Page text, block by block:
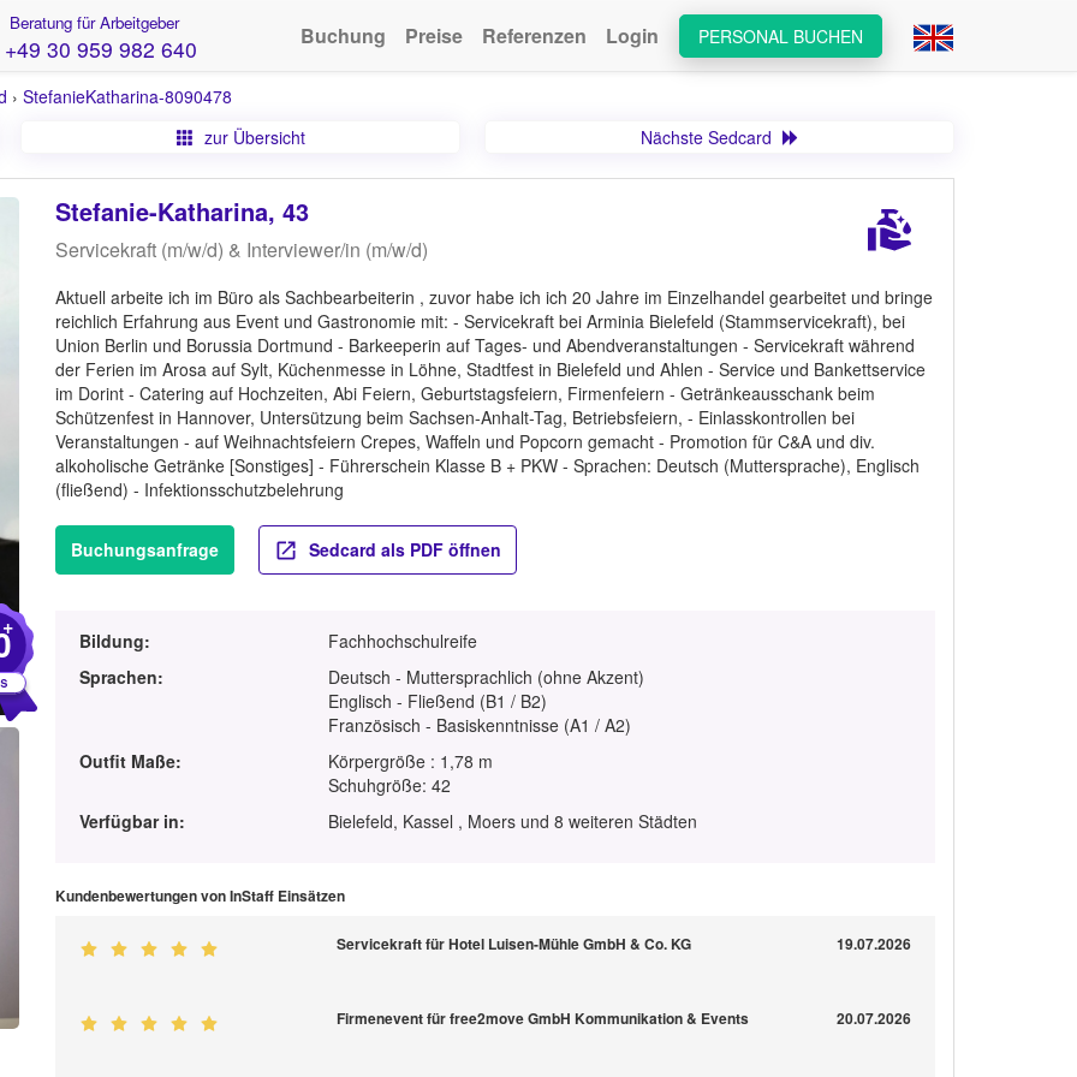
Beratung für Arbeitgeber
+49 30 959 982 640 PERSONAL BUCHEN
Buchung Preise Referenzen Login
› StefanieKatharina-8090478
zur Übersicht Nächste Sedcard
+
Stefanie-Katharina, 43
Servicekraft (m/w/d) & Interviewer/in (m/w/d)
Aktuell arbeite ich im Büro als Sachbearbeiterin , zuvor habe ich ich 20 Jahre im Einzelhandel gearbeitet und bringe
reichlich Erfahrung aus Event und Gastronomie mit: - Servicekraft bei Arminia Bielefeld (Stammservicekraft), bei
Union Berlin und Borussia Dortmund - Barkeeperin auf Tages- und Abendveranstaltungen - Servicekraft während
der Ferien im Arosa auf Sylt, Küchenmesse in Löhne, Stadtfest in Bielefeld und Ahlen - Service und Bankettservice
im Dorint - Catering auf Hochzeiten, Abi Feiern, Geburtstagsfeiern, Firmenfeiern - Getränkeausschank beim
Schützenfest in Hannover, Untersützung beim Sachsen-Anhalt-Tag, Betriebsfeiern, - Einlasskontrollen bei
Veranstaltungen - auf Weihnachtsfeiern Crepes, Waffeln und Popcorn gemacht - Promotion für C&A und div.
alkoholische Getränke [Sonstiges] - Führerschein Klasse B + PKW - Sprachen: Deutsch (Muttersprache), Englisch
(fließend) - Infektionsschutzbelehrung
Buchungsanfrage Sedcard als PDF öffnen
Bildung:
Fachhochschulreife
Sprachen:
Deutsch - Muttersprachlich (ohne Akzent)
Englisch - Fließend (B1 / B2)
Französisch - Basiskenntnisse (A1 / A2)
Outfit Maße:
Körpergröße : 1,78 m
Schuhgröße: 42
Verfügbar in:
Bielefeld, Kassel , Moers und 8 weiteren Städten
Kundenbewertungen von InStaff Einsätzen
Servicekraft für Hotel Luisen-Mühle GmbH & Co. KG 19.07.2026
Firmenevent für free2move GmbH Kommunikation & Events 20.07.2026